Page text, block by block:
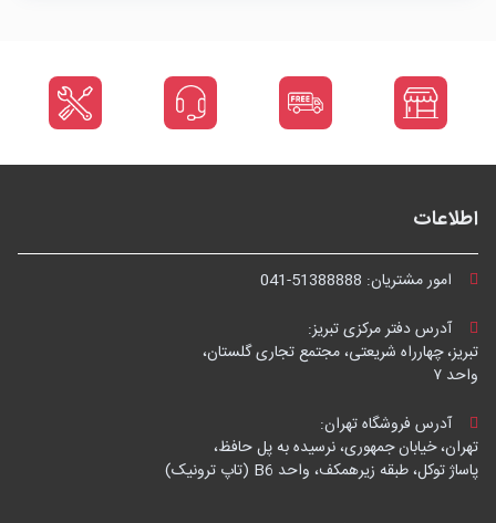
اطلاعات
امور مشتریان: 041-51388888
آدرس دفتر مرکزی تبریز:
تبریز، چهارراه شریعتی، مجتمع تجاری گلستان،
واحد ۷
آدرس فروشگاه تهران:
تهران، خیابان جمهوری، نرسیده به پل حافظ،
پاساژ توکل، طبقه زیرهمکف، واحد B6 (تاپ ترونیک)